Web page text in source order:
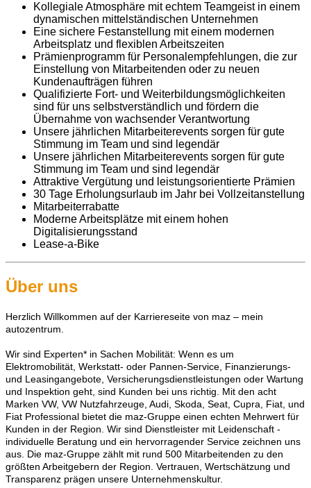
Kollegiale Atmosphäre mit echtem Teamgeist in einem
dynamischen mittelständischen Unternehmen
Eine sichere Festanstellung mit einem modernen
Arbeitsplatz und flexiblen Arbeitszeiten
Prämienprogramm für Personalempfehlungen, die zur
Einstellung von Mitarbeitenden oder zu neuen
Kundenaufträgen führen
Qualifizierte Fort- und Weiterbildungsmöglichkeiten
sind für uns selbstverständlich und fördern die
Übernahme von wachsender Verantwortung
Unsere jährlichen Mitarbeiterevents sorgen für gute
Stimmung im Team und sind legendär
Unsere jährlichen Mitarbeiterevents sorgen für gute
Stimmung im Team und sind legendär
Attraktive Vergütung und leistungsorientierte Prämien
30 Tage Erholungsurlaub im Jahr bei Vollzeitanstellung
Mitarbeiterrabatte
Moderne Arbeitsplätze mit einem hohen
Digitalisierungsstand
Lease-a-Bike
Über uns
Herzlich Willkommen auf der Karriereseite von maz – mein
autozentrum.
Wir sind Experten* in Sachen Mobilität: Wenn es um
Elektromobilität, Werkstatt- oder Pannen-Service, Finanzierungs-
und Leasingangebote, Versicherungsdienstleistungen oder Wartung
und Inspektion geht, sind Kunden bei uns richtig. Mit den acht
Marken VW, VW Nutzfahrzeuge, Audi, Skoda, Seat, Cupra, Fiat, und
Fiat Professional bietet die maz-Gruppe einen echten Mehrwert für
Kunden in der Region. Wir sind Dienstleister mit Leidenschaft -
individuelle Beratung und ein hervorragender Service zeichnen uns
aus. Die maz-Gruppe zählt mit rund 500 Mitarbeitenden zu den
größten Arbeitgebern der Region. Vertrauen, Wertschätzung und
Transparenz prägen unsere Unternehmenskultur.